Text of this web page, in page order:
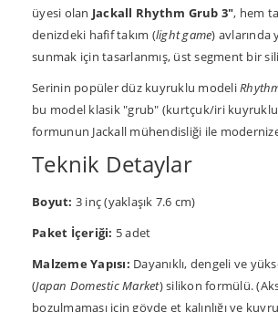
üyesi olan Jackall Rhythm Grub 3", hem
denizdeki hafif takım (light game) avlarında
sunmak için tasarlanmış, üst segment bir
Serinin popüler düz kuyruklu modeli
bu model klasik "grub" (kurtçuk/iri
formunun Jackall mühendisliği ile
Teknik Detaylar
Boyut: 3 inç (yaklaşık 7.6 cm)
Paket İçeriği: 5 adet
Malzeme Yapısı: Dayanıklı, dengeli ve
(Japan Domestic Market) silikon formülü.
bozulmaması için gövde et kalınlığı ve